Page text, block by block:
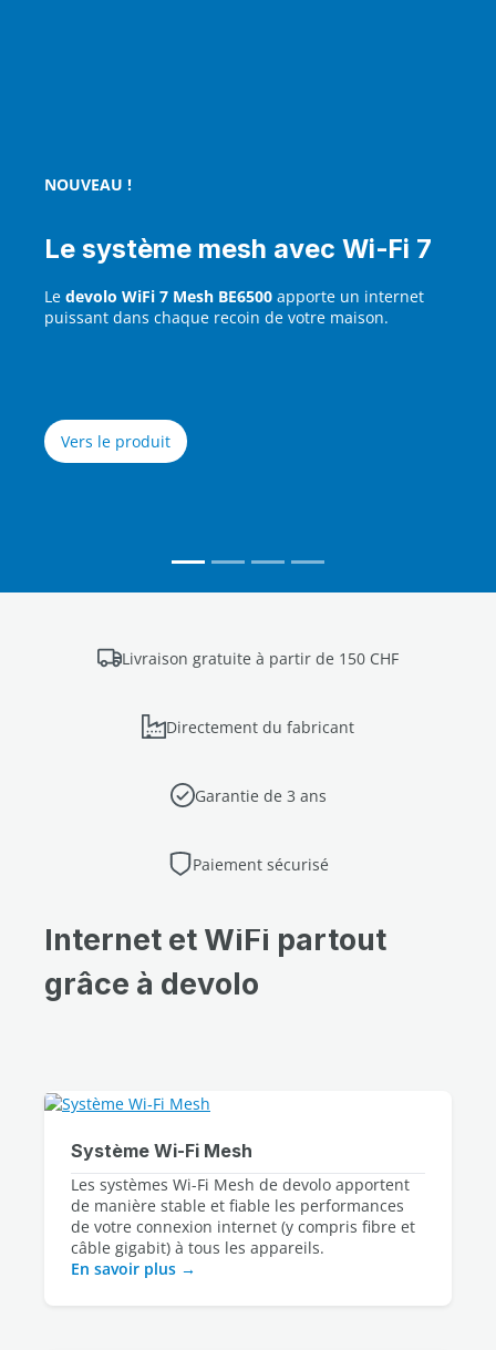
NOUVEAU !
Le système mesh avec Wi‑Fi 7
Le devolo WiFi 7 Mesh BE6500 apporte un internet
puissant dans chaque recoin de votre maison.
Vers le produit
Livraison gratuite à partir de 150 CHF
Directement du fabricant
Garantie de 3 ans
Paiement sécurisé
Internet et WiFi partout
grâce à devolo
Système Wi‑Fi Mesh
Les systèmes Wi-Fi Mesh de devolo apportent
de manière stable et fiable les performances
de votre connexion internet (y compris fibre et
En savoir plus